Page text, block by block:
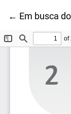
← Voltar aos
Em busca